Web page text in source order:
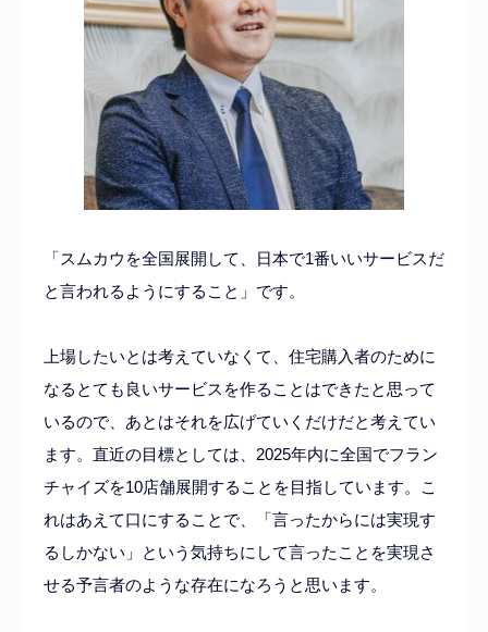
「スムカウを全国展開して、日本で1番いいサービスだ
と言われるようにすること」です。
上場したいとは考えていなくて、住宅購入者のために
なるとても良いサービスを作ることはできたと思って
いるので、あとはそれを広げていくだけだと考えてい
ます。直近の目標としては、2025年内に全国でフラン
チャイズを10店舗展開することを目指しています。こ
れはあえて口にすることで、「言ったからには実現す
るしかない」という気持ちにして言ったことを実現さ
せる予言者のような存在になろうと思います。